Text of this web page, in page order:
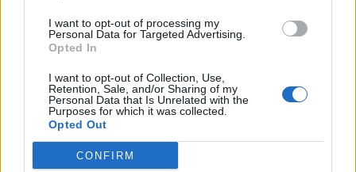
I want to opt-out of processing my
Personal Data for Targeted Advertising.
Opted In
I want to opt-out of Collection, Use,
Retention, Sale, and/or Sharing of my
Personal Data that Is Unrelated with the
Purposes for which it was collected.
Opted Out
CONFIRM
UUTISET
Leskeneläke ei kuulu kaikille –
Kela muistuttaa tärkeästä
ikärajasta